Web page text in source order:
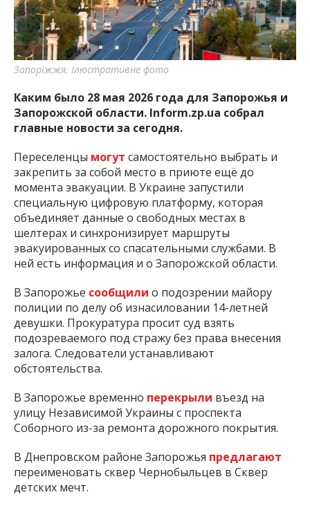
важную информацию о событиях
города Запорожья и области.
Запоріжжя. Ілюстративне фото
Каким было 28 мая 2026 года для Запорожья и
Запорожской области. Inform.zp.ua собрал
главные новости за сегодня.
Переселенцы могут самостоятельно выбрать и
закрепить за собой место в приюте ещё до
момента эвакуации. В Украине запустили
специальную цифровую платформу, которая
объединяет данные о свободных местах в
шелтерах и синхронизирует маршруты
эвакуированных со спасательными службами. В
ней есть информация и о Запорожской области.
В Запорожье сообщили о подозрении майору
полиции по делу об изнасиловании 14-летней
девушки. Прокуратура просит суд взять
подозреваемого под стражу без права внесения
залога. Следователи устанавливают
обстоятельства.
В Запорожье временно перекрыли въезд на
улицу Независимой Украины с проспекта
Соборного из-за ремонта дорожного покрытия.
В Днепровском районе Запорожья предлагают
переименовать сквер Чернобыльцев в Сквер
детских мечт.